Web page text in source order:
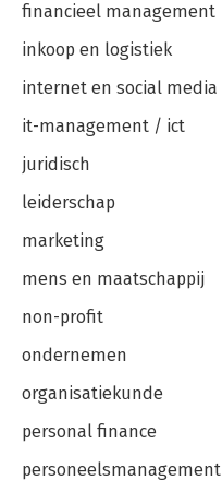
financieel management
inkoop en logistiek
internet en social media
it-management / ict
juridisch
leiderschap
marketing
mens en maatschappij
non-profit
ondernemen
organisatiekunde
personal finance
personeelsmanagement